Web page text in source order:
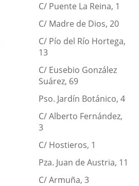
C/ Puente La Reina, 1
C/ Madre de Dios, 20
C/ Pío del Río Hortega,
13
C/ Eusebio González
Suárez, 69
Pso. Jardín Botánico, 4
C/ Alberto Fernández,
3
C/ Hostieros, 1
Pza. Juan de Austria, 11
C/ Armuña, 3